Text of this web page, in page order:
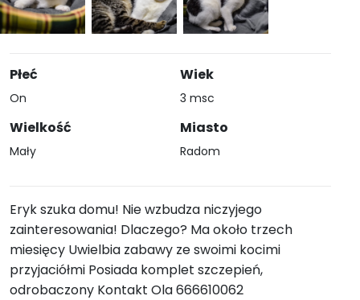
Płeć
On
Wielkość
Mały
Wiek
3 msc
Miasto
Radom
Eryk szuka domu! Nie wzbudza niczyjego
zainteresowania! Dlaczego? Ma około trzech
miesięcy Uwielbia zabawy ze swoimi kocimi
przyjaciółmi Posiada komplet szczepień,
odrobaczony Kontakt Ola 666610062